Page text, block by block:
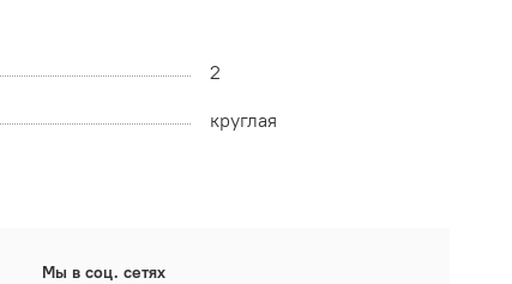
2
круглая
Мы в соц. сетях